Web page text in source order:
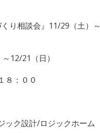
くり相談会』11/29（土）～
12/21（日）
８：００
ック設計/ロジックホーム